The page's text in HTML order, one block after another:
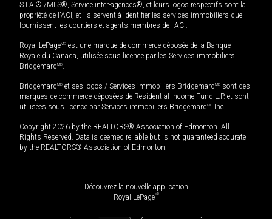
S.I.A.® /MLS®, Service inter-agences®, et leurs logos respectifs sont la
propriété de l'ACI, et ils servent à identifier les services immobiliers que
fournissent les courtiers et agents membres de l'ACI.
Royal LePageMD est une marque de commerce déposée de la Banque
Royale du Canada, utilisée sous licence par les Services immobiliers
BridgemarqMD.
BridgemarqMD et ses logos / Services immobiliers BridgemarqMD sont des
marques de commerce déposées de Residential Income Fund L.P. et sont
utilisées sous licence par Services immobiliers BridgemarqMD Inc.
Copyright 2026 by the REALTORS® Association of Edmonton. All
Rights Reserved. Data is deemed reliable but is not guaranteed accurate
by the REALTORS® Association of Edmonton.
Découvrez la nouvelle application
Royal LePageMD